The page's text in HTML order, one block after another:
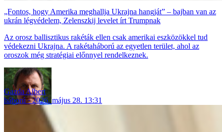
„Fontos, hogy Amerika meghallja Ukrajna hangját” – bajban van az
ukrán légvédelem, Zelenszkij levelet írt Trumpnak
Az orosz ballisztikus rakéták ellen csak amerikai eszközökkel tud
védekezni Ukrajna. A rakétaháború az egyetlen terület, ahol az
oroszok még stratégiai előnnyel rendelkeznek.
Gazda Albert
háború
2026. május 28. 13:31